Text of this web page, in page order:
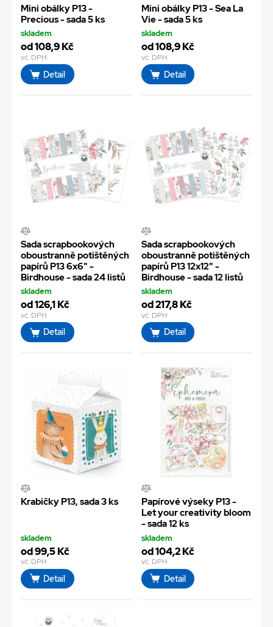
Mini obálky P13 -
Precious - sada 5 ks
skladem
od 108,9 Kč
vč. DPH
Detail
Mini obálky P13 - Sea La
Vie - sada 5 ks
skladem
od 108,9 Kč
vč. DPH
Detail
Sada scrapbookových
oboustranně potištěných
papírů P13 6x6" -
Birdhouse - sada 24 listů
skladem
od 126,1 Kč
vč. DPH
Detail
Sada scrapbookových
oboustranně potištěných
papírů P13 12x12" -
Birdhouse - sada 12 listů
skladem
od 217,8 Kč
vč. DPH
Detail
Krabičky P13, sada 3 ks
skladem
od 99,5 Kč
vč. DPH
Detail
Papírové výseky P13 -
Let your creativity bloom
- sada 12 ks
skladem
od 104,2 Kč
vč. DPH
Detail